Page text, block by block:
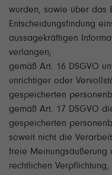
wurden, sowie über das
Entscheidungsfindung
aussagekräftigen
verlangen;
gemäß Art. 16 DSGVO
unrichtiger oder
gespeicherten
gemäß Art. 17 DSGVO
gespeicherten
soweit nicht die
freie Meinungsäußerung
rechtlichen